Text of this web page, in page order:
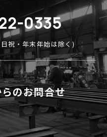
0335
祝・年末年始は除く)
のお問合せ